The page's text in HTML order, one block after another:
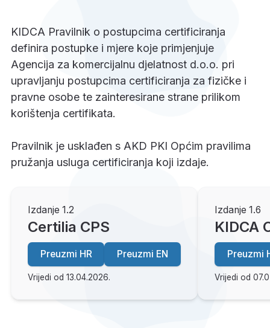
KIDCA Pravilnik o postupcima certificiranja
definira postupke i mjere koje primjenjuje
Agencija za komercijalnu djelatnost d.o.o. pri
upravljanju postupcima certificiranja za fizičke i
pravne osobe te zainteresirane strane prilikom
korištenja certifikata.
Pravilnik je usklađen s AKD PKI Općim pravilima
pružanja usluga certificiranja koji izdaje.
Izdanje 1.2
Certilia CPS
Preuzmi HR Preuzmi EN
Vrijedi od 13.04.2026.
Izdanje 1.6
KIDCA
Preuzmi
Vrijedi od